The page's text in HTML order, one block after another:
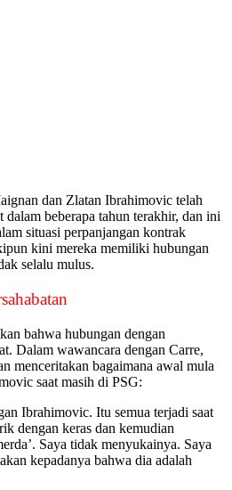
dan Zlatan Ibrahimovic telah
beberapa tahun terakhir, dan ini
situasi perpanjangan kontrak
kini mereka memiliki hubungan
selalu mulus.
bahwa hubungan dengan
Dalam wawancara dengan Carre,
menceritakan bagaimana awal mula
saat masih di PSG:
Ibrahimovic. Itu semua terjadi saat
dengan keras dan kemudian
Saya tidak menyukainya. Saya
kepadanya bahwa dia adalah